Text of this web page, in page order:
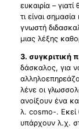
ευκαιρία –
τι είναι
γνωστή
μιας λέξης
3. συγκριτική
δάσκαλος, για
λένε οι
ανοίξουν ένα
λ. cosmo-. Εκεί
υπάρχουν λ.χ.